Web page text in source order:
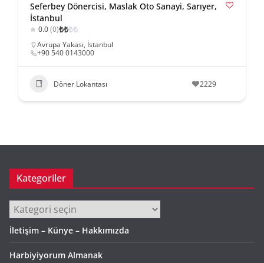
Seferbey Dönercisi, Maslak Oto Sanayi, Sarıyer,
İstanbul
0.0(0)₺₺₺₺
Avrupa Yakası, İstanbul
+90 540 0143000
Döner Lokantası 2229
Kategoriler
Kategoriler
İletişim – Künye – Hakkımızda
Harbiyiyorum Almanak